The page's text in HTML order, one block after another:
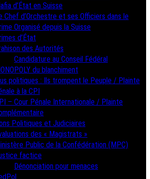
d’État en Suisse
Chef d’Orchestre et ses Officiers dans le
Organisé depuis la Suisse
d’État
des Autorités
Candidature au Conseil Fédéral
du blanchiment
politiques : Ils trompent le Peuple / Plainte
à la CPI
– Cour Pénale Internationale / Plainte
Politiques et Judiciaires
des « Magistrats »
Public de la Confédération (MPC)
factice
Dénonciation pour menaces